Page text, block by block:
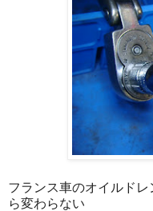
フランス車のオイルド
ら変わらない